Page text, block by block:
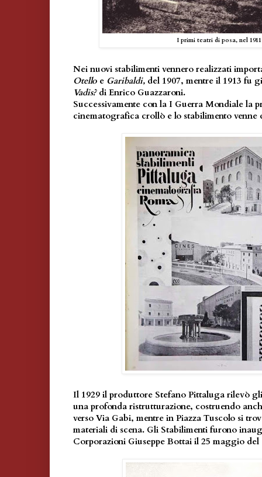
I primi teatri di posa, nel 1911
Nei nuovi stabilimenti vennero realizzati
Otello e Garibaldi, del 1907, mentre il 1913 fu
Vadis? di Enrico Guazzaroni.
Successivamente con la I Guerra Mondiale la
cinematografica crollò e lo stabilimento venne
Il 1929 il produttore Stefano Pittaluga rilevò
una profonda ristrutturazione, costruendo
verso Via Gabi, mentre in Piazza Tuscolo si
materiali di scena. Gli Stabilimenti furono
Corporazioni Giuseppe Bottai il 25 maggio del